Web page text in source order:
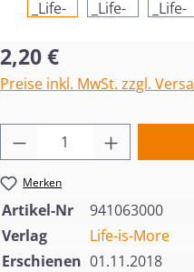
Regulärer Preis:
2,20 €
Preise inkl. MwSt. zzgl.
Produkt Anzahl:
Merken
Artikel-Nr
941063000
Verlag
Life-is-More
Erschienen 01.11.2018